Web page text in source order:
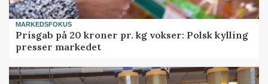
MARKEDSFOKUS
Prisgab på 20 kroner pr. kg vokser: Polsk kylling
presser markedet